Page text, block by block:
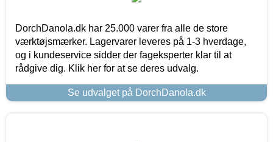
DorchDanola.dk har 25.000 varer fra alle de store
værktøjsmærker. Lagervarer leveres på 1-3 hverdage,
og i kundeservice sidder der fageksperter klar til at
rådgive dig. Klik her for at se deres udvalg.
Se udvalget på DorchDanola.dk